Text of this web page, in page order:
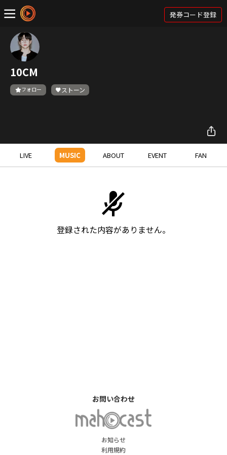
発券コード登録
10CM
フォロー ストーン
LIVE MUSIC ABOUT EVENT FAN
登録された内容がありません。
お知らせ
利用規約
お問い合わせ